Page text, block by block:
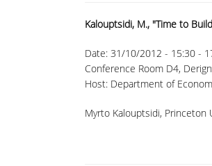
Kalouptsidi, M., "Time to
Date:31/10/2012 - 15:30 -
Conference Room D4,
Host: Department of
Myrto Kalouptsidi, Princeton